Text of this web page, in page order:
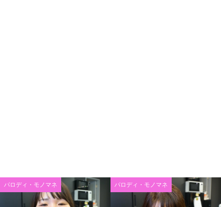
パロディ・モノマネ パロディ・モノマネ